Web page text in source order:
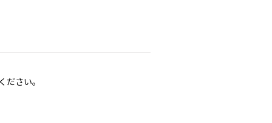
ださい。